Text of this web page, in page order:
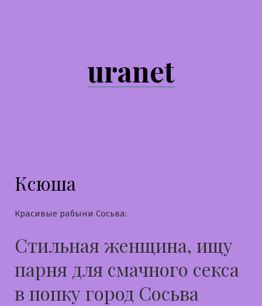
uranet
Ксюша
Красивые рабыни Сосьва:
Стильная женщина, ищу
парня для смачного секса
в попку город Сосьва